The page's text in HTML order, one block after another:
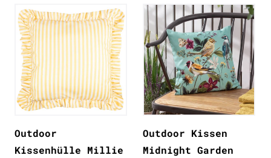
Outdoor
Kissenhülle Millie
Outdoor Kissen
Midnight Garden